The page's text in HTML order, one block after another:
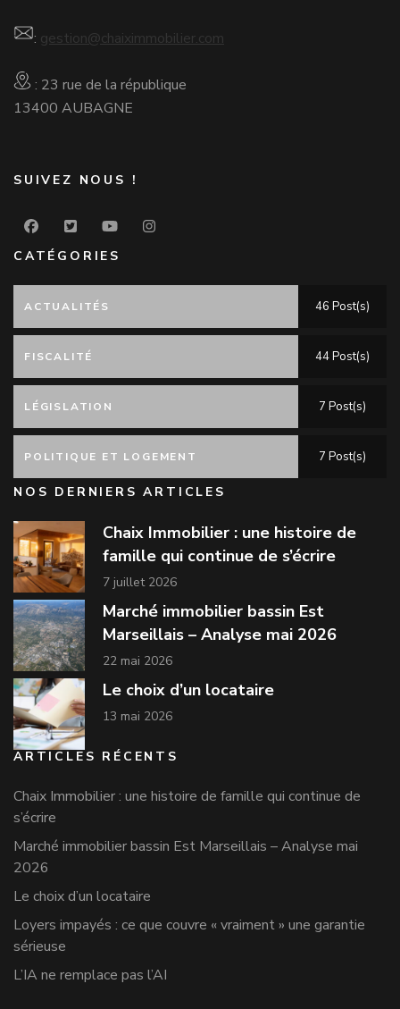
: gestion@chaiximmobilier.com
: 23 rue de la république
13400 AUBAGNE
SUIVEZ NOUS !
CATÉGORIES
ACTUALITÉS 46 Post(s)
FISCALITÉ 44 Post(s)
LÉGISLATION 7 Post(s)
POLITIQUE ET LOGEMENT 7 Post(s)
NOS DERNIERS ARTICLES
Chaix Immobilier : une histoire de
famille qui continue de s’écrire
7 juillet 2026
Marché immobilier bassin Est
Marseillais – Analyse mai 2026
22 mai 2026
Le choix d’un locataire
13 mai 2026
ARTICLES RÉCENTS
Chaix Immobilier : une histoire de famille qui continue de
s’écrire
Marché immobilier bassin Est Marseillais – Analyse mai
2026
Le choix d’un locataire
Loyers impayés : ce que couvre « vraiment » une garantie
sérieuse
L’IA ne remplace pas l’AI